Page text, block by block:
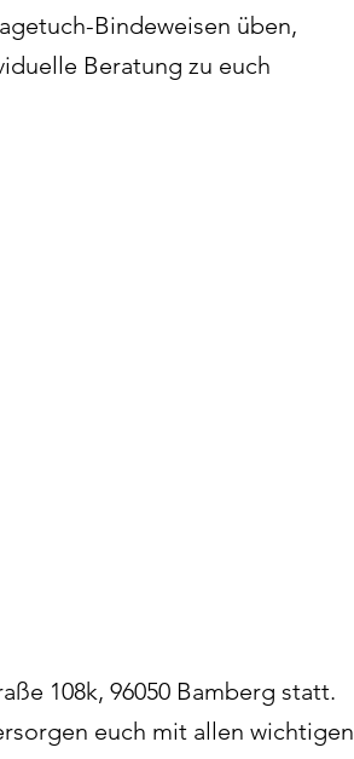
Bindeweisen üben,
Beratung zu euch
108k, 96050 Bamberg statt.
euch mit allen wichtigen